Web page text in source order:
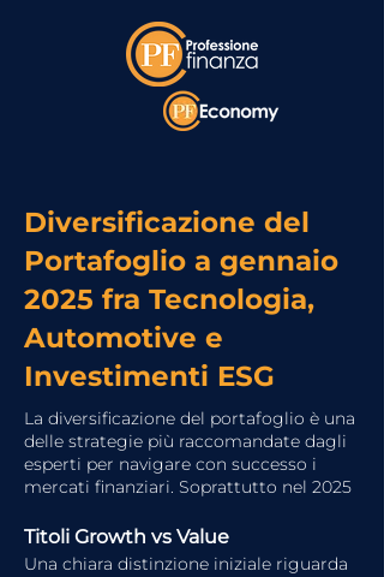
Diversificazione del
Portafoglio a gennaio
2025 fra Tecnologia,
Automotive e
Investimenti ESG
La diversificazione del portafoglio è una
delle strategie più raccomandate dagli
esperti per navigare con successo i
mercati finanziari. Soprattutto nel 2025
Titoli Growth vs Value
Una chiara distinzione iniziale riguarda